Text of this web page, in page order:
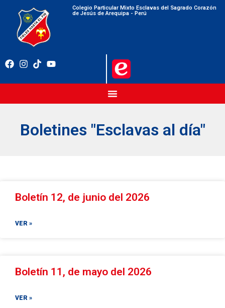
Colegio Particular Mixto Esclavas del Sagrado Corazón
de Jesús de Arequipa - Perú
Boletines "Esclavas al día"
Boletín 12, de junio del 2026
VER »
Boletín 11, de mayo del 2026
VER »